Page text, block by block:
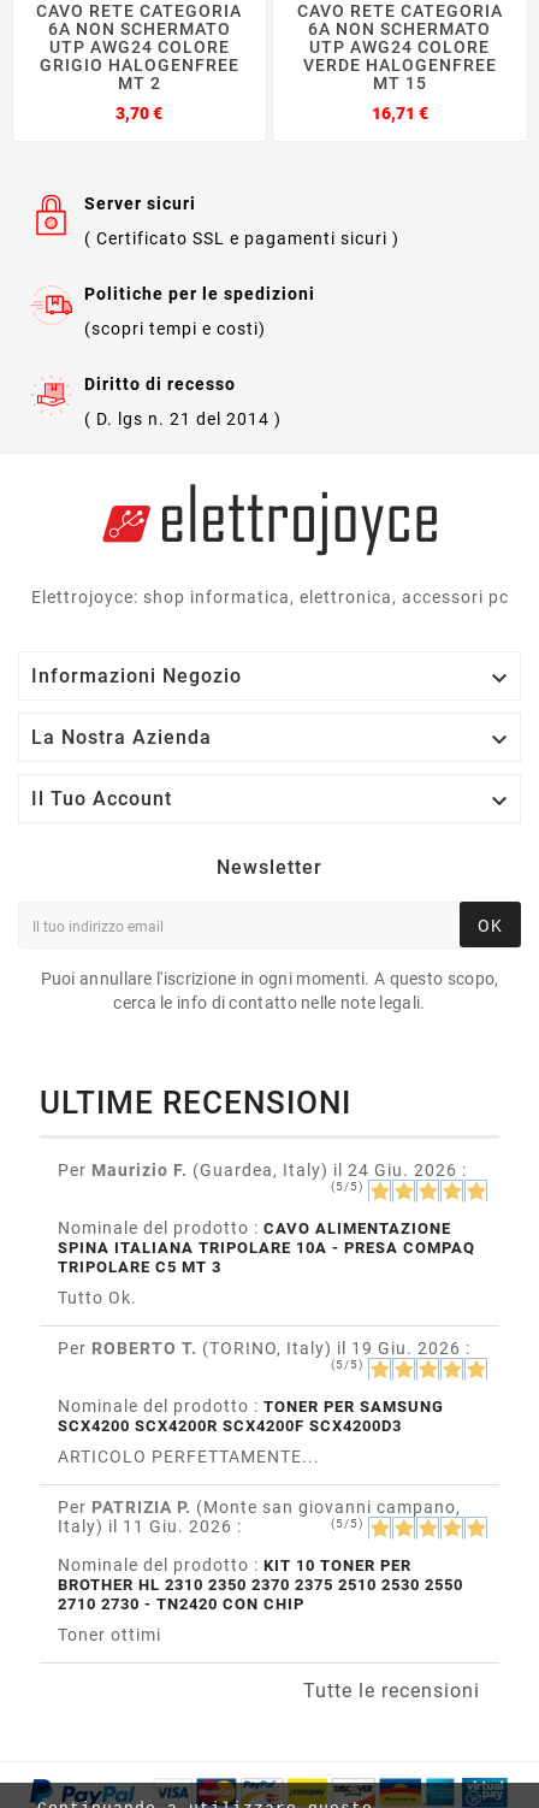
CAVO RETE CATEGORIA
6A NON SCHERMATO
UTP AWG24 COLORE
GRIGIO HALOGENFREE
MT 2
3,70 €Prezzo
CAVO RETE CATEGORIA
6A NON SCHERMATO
UTP AWG24 COLORE
VERDE HALOGENFREE
MT 15
16,71 €Prezzo
Server sicuri
( Certificato SSL e pagamenti sicuri )
Politiche per le spedizioni
(scopri tempi e costi)
Diritto di recesso
( D. lgs n. 21 del 2014 )
Elettrojoyce: shop informatica, elettronica, accessori pc
Informazioni Negozio 
La Nostra Azienda 
Il Tuo Account 
Newsletter
OK
Puoi annullare l'iscrizione in ogni momenti. A questo scopo,
cerca le info di contatto nelle note legali.
ULTIME RECENSIONI
Per Maurizio F. (Guardea, Italy) il 24 Giu. 2026 :
(5/5)
Nominale del prodotto : CAVO ALIMENTAZIONE
SPINA ITALIANA TRIPOLARE 10A - PRESA COMPAQ
TRIPOLARE C5 MT 3
Tutto Ok.
Per ROBERTO T. (TORINO, Italy) il 19 Giu. 2026 :
(5/5)
Nominale del prodotto : TONER PER SAMSUNG
SCX4200 SCX4200R SCX4200F SCX4200D3
ARTICOLO PERFETTAMENTE...
Per PATRIZIA P. (Monte san giovanni campano,
Italy) il 11 Giu. 2026 : (5/5)
Nominale del prodotto : KIT 10 TONER PER
BROTHER HL 2310 2350 2370 2375 2510 2530 2550
2710 2730 - TN2420 CON CHIP
Toner ottimi
Tutte le recensioni